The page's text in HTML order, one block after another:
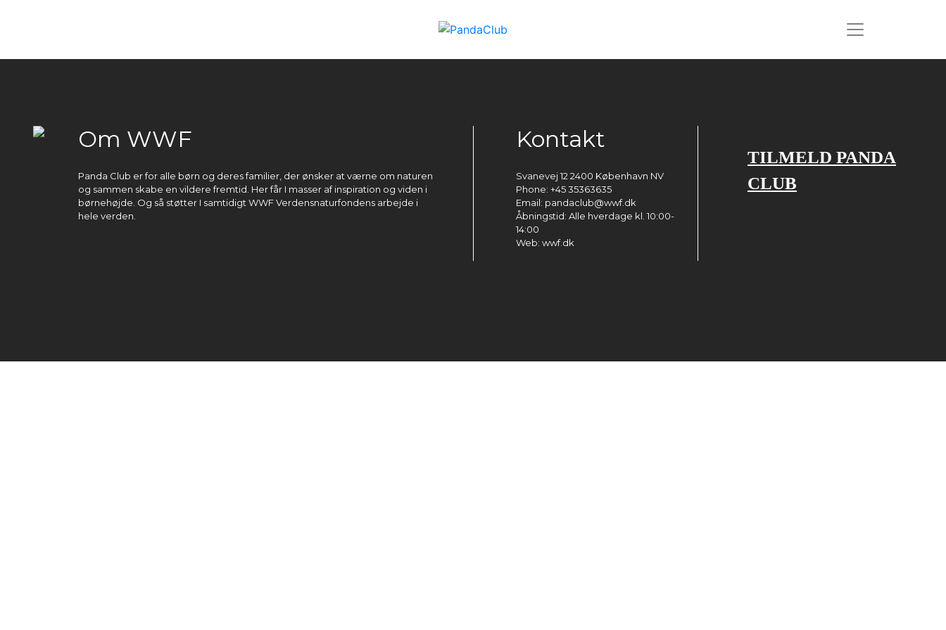
Om WWF
Panda Club er for alle børn og deres familier, der ønsker at værne om naturen
og sammen skabe en vildere fremtid. Her får I masser af inspiration og viden i
børnehøjde. Og så støtter I samtidigt WWF Verdensnaturfondens arbejde i
hele verden.
Kontakt
Svanevej 12 2400 København NV
Phone: +45 35363635
Email: pandaclub@wwf.dk
Åbningstid: Alle hverdage kl. 10:00-
14:00
Web: wwf.dk
TILMELD PANDA
CLUB